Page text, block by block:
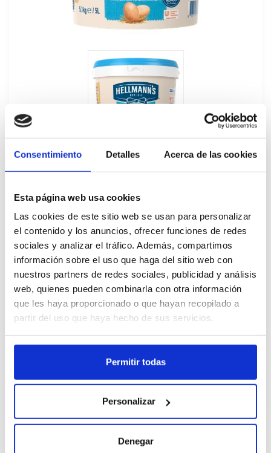
Consentimiento Detalles Acerca de las cookies
Esta página web usa cookies
Las cookies de este sitio web se usan para personalizar
el contenido y los anuncios, ofrecer funciones de redes
sociales y analizar el tráfico. Además, compartimos
información sobre el uso que haga del sitio web con
nuestros partners de redes sociales, publicidad y análisis
web, quienes pueden combinarla con otra información
que les haya proporcionado o que hayan recopilado a
partir del uso que haya hecho de sus servicios.
Permitir todas
Personalizar
Denegar
Salsa Suave Hellmann's 5L
193177
Cajas
Registrieren
Nicht auf Lager, jetzt anfragen
Siehe technisches Blatt